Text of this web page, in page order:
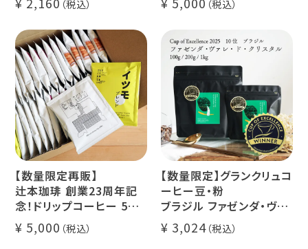
マウンテンウォータープロ
セス カフェインレスコーヒ
ー豆100%使用 メール便
でお届け
ー 1本
デカフェ オレベース【無
糖】1本
デカフェ アイスコーヒー 1
【数量限定再販】
辻本珈琲 創業23周年記
念！ドリップコーヒー 5種
50杯セット
アニバーサリーブレンド
5,000
【数量限定】グランクリュコ
ーヒー豆・粉
ブラジル ファゼンダ・ヴァ
レ・ド・クリスタル（100g /
200g / 1kg）
3,024